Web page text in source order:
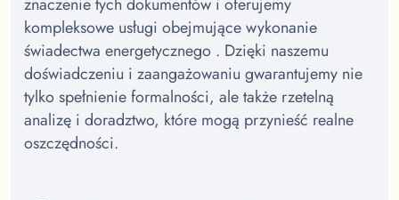
znaczenie tych dokumentów i oferujemy
kompleksowe usługi obejmujące wykonanie
świadectwa energetycznego . Dzięki naszemu
doświadczeniu i zaangażowaniu gwarantujemy nie
tylko spełnienie formalności, ale także rzetelną
analizę i doradztwo, które mogą przynieść realne
oszczędności.